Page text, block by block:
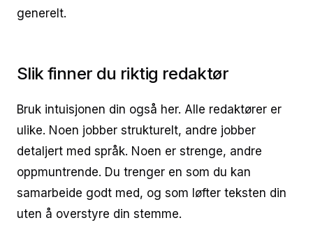
generelt.
Slik finner du riktig redaktør
Bruk intuisjonen din også her. Alle redaktører er
ulike. Noen jobber strukturelt, andre jobber
detaljert med språk. Noen er strenge, andre
oppmuntrende. Du trenger en som du kan
samarbeide godt med, og som løfter teksten din
uten å overstyre din stemme.